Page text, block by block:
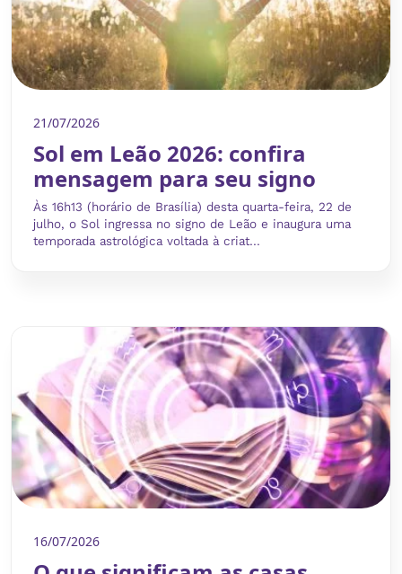
21/07/2026
Sol em Leão 2026: confira
mensagem para seu signo
Às 16h13 (horário de Brasília) desta quarta-feira, 22 de
julho, o Sol ingressa no signo de Leão e inaugura uma
temporada astrológica voltada à criat...
16/07/2026